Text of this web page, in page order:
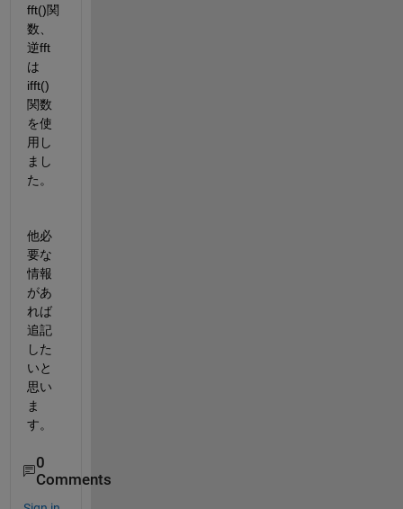
fft()関
数、
逆fft
は
ifft()
関数
を使
用し
まし
た。
他必
要な
情報
があ
れば
追記
した
いと
思い
ま
す。
0
Comments